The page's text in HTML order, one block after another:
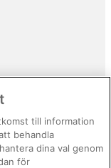
till information
behandla
dina val genom
för